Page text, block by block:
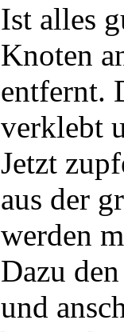
Ist alles
Knoten
entfernt.
verklebt
Jetzt
aus der
werden
Dazu
und